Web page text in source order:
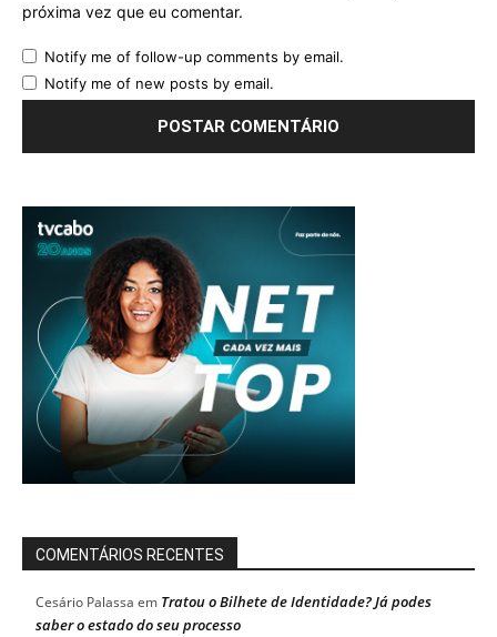
próxima vez que eu comentar.
Notify me of follow-up comments by email.
Notify me of new posts by email.
COMENTÁRIOS RECENTES
Cesário Palassa em Tratou o Bilhete de Identidade? Já podes
saber o estado do seu processo